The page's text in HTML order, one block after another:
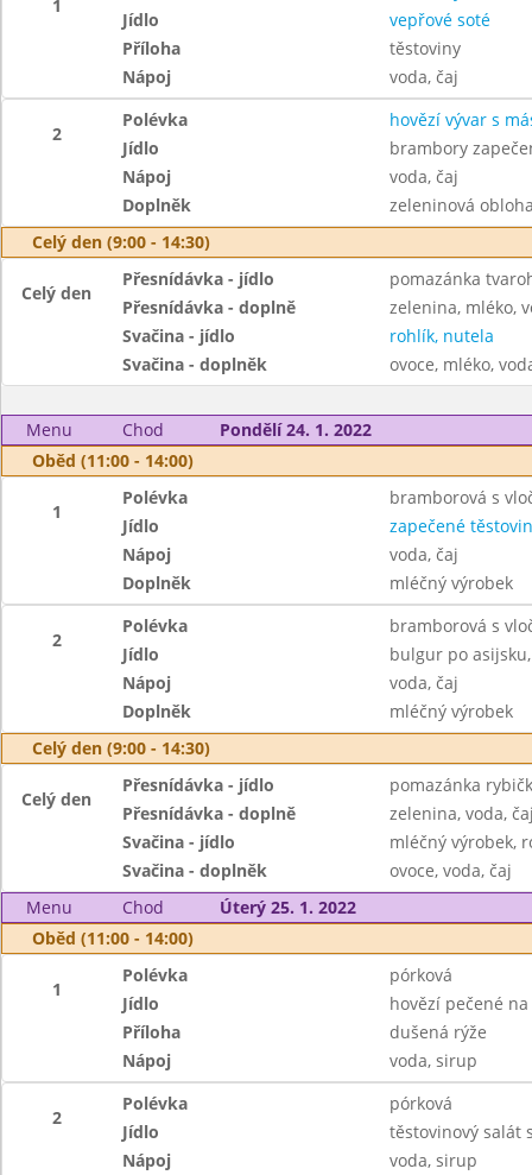
1
Jídlo
vepřové soté
Příloha
těstoviny
Nápoj
voda, čaj
2
Polévka
hovězí vývar s
Jídlo
brambory
Nápoj
voda, čaj
Doplněk
zeleninová
Celý den (9:00 - 14:30)
Celý den
Přesnídávka - jídlo
pomazánka
Přesnídávka - doplně
zelenina, mléko,
Svačina - jídlo
rohlík, nutela
Svačina - doplněk
ovoce, mléko,
Menu Chod
Pondělí 24. 1. 2022
Oběd (11:00 - 14:00)
1
Polévka
bramborová s
Jídlo
zapečené
Nápoj
voda, čaj
Doplněk
mléčný výrobek
2
Polévka
bramborová s
Jídlo
bulgur po
Nápoj
voda, čaj
Doplněk
mléčný výrobek
Celý den (9:00 - 14:30)
Celý den
Přesnídávka - jídlo
pomazánka
Přesnídávka - doplně
zelenina, voda,
Svačina - jídlo
mléčný výrobek,
Svačina - doplněk
ovoce, voda, čaj
Menu
Chod
Úterý 25. 1. 2022
Oběd (11:00 - 14:00)
1
Polévka
pórková
Jídlo
hovězí pečené
Příloha
dušená rýže
Nápoj
voda, sirup
2
Polévka
pórková
Jídlo
těstovinový salát
Nápoj
voda, sirup